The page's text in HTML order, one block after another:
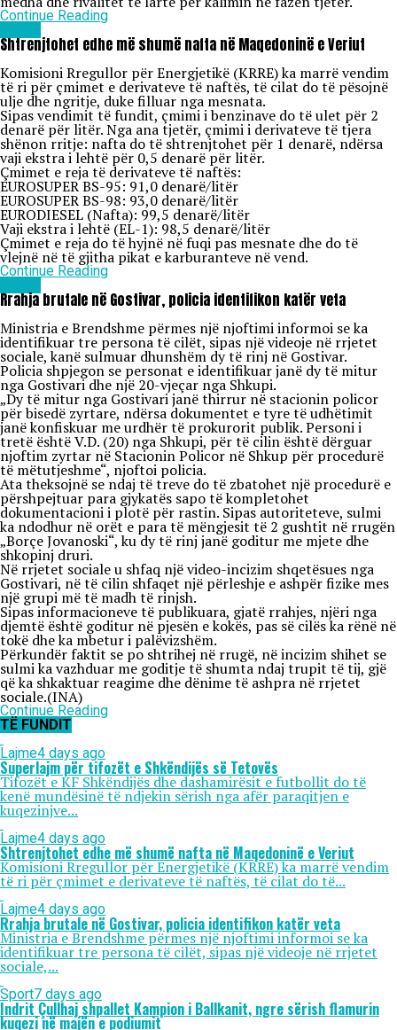
Continue Reading
Shtrenjtohet edhe më shumë nafta në Maqedoninë e Veriut
Komisioni Rregullor për Energjetikë (KRRE) ka marrë vendim
të ri për çmimet e derivateve të naftës, të cilat do të pësojnë
ulje dhe ngritje, duke filluar nga mesnata.
Sipas vendimit të fundit, çmimi i benzinave do të ulet për 2
denarë për litër. Nga ana tjetër, çmimi i derivateve të tjera
shënon rritje: nafta do të shtrenjtohet për 1 denarë, ndërsa
vaji ekstra i lehtë për 0,5 denarë për litër.
Çmimet e reja të derivateve të naftës:
EUROSUPER BS-95: 91,0 denarë/litër
EUROSUPER BS-98: 93,0 denarë/litër
EURODIESEL (Nafta): 99,5 denarë/litër
Vaji ekstra i lehtë (EL-1): 98,5 denarë/litër
Çmimet e reja do të hyjnë në fuqi pas mesnate dhe do të
vlejnë në të gjitha pikat e karburanteve në vend.
Continue Reading
Rrahja brutale në Gostivar, policia identifikon katër veta
Ministria e Brendshme përmes një njoftimi informoi se ka
identifikuar tre persona të cilët, sipas një videoje në rrjetet
sociale, kanë sulmuar dhunshëm dy të rinj në Gostivar.
Policia shpjegon se personat e identifikuar janë dy të mitur
nga Gostivari dhe një 20-vjeçar nga Shkupi.
„Dy të mitur nga Gostivari janë thirrur në stacionin policor
për bisedë zyrtare, ndërsa dokumentet e tyre të udhëtimit
janë konfiskuar me urdhër të prokurorit publik. Personi i
tretë është V.D. (20) nga Shkupi, për të cilin është dërguar
njoftim zyrtar në Stacionin Policor në Shkup për procedurë
të mëtutjeshme“, njoftoi policia.
Ata theksojnë se ndaj të treve do të zbatohet një procedurë e
përshpejtuar para gjykatës sapo të kompletohet
dokumentacioni i plotë për rastin. Sipas autoriteteve, sulmi
ka ndodhur në orët e para të mëngjesit të 2 gushtit në rrugën
„Borçe Jovanoski“, ku dy të rinj janë goditur me mjete dhe
shkopinj druri.
Në rrjetet sociale u shfaq një video-incizim shqetësues nga
Gostivari, në të cilin shfaqet një përleshje e ashpër fizike mes
një grupi më të madh të rinjsh.
Sipas informacioneve të publikuara, gjatë rrahjes, njëri nga
djemtë është goditur në pjesën e kokës, pas së cilës ka rënë në
tokë dhe ka mbetur i palëvizshëm.
Përkundër faktit se po shtrihej në rrugë, në incizim shihet se
sulmi ka vazhduar me goditje të shumta ndaj trupit të tij, gjë
që ka shkaktuar reagime dhe dënime të ashpra në rrjetet
sociale.(INA)
Continue Reading
TË FUNDIT
Lajme4 days ago
Superlajm për tifozët e Shkëndijës së Tetovës
Tifozët e KF Shkëndijës dhe dashamirësit e futbollit do të
kenë mundësinë të ndjekin sërish nga afër paraqitjen e
kuqezinjve...
Lajme4 days ago
Shtrenjtohet edhe më shumë nafta në Maqedoninë e Veriut
Komisioni Rregullor për Energjetikë (KRRE) ka marrë vendim
të ri për çmimet e derivateve të naftës, të cilat do të...
Lajme4 days ago
Rrahja brutale në Gostivar, policia identifikon katër veta
Ministria e Brendshme përmes një njoftimi informoi se ka
identifikuar tre persona të cilët, sipas një videoje në rrjetet
sociale,...
Sport7 days ago
Indrit Çullhaj shpallet Kampion i Ballkanit, ngre sërish flamurin
kuqezi në majën e podiumit